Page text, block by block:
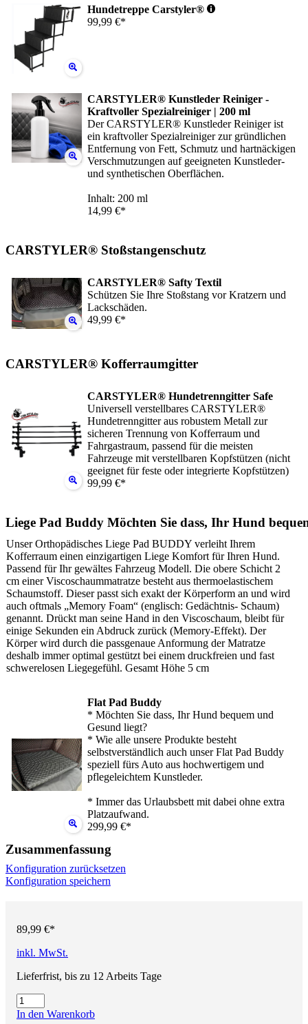
Hundetreppe Carstyler®
99,99 €*
CARSTYLER® Kunstleder Reiniger -
Kraftvoller Spezialreiniger | 200 ml
Der CARSTYLER® Kunstleder Reiniger ist
ein kraftvoller Spezialreiniger zur gründlichen
Entfernung von Fett, Schmutz und hartnäckigen
Verschmutzungen auf geeigneten Kunstleder-
und synthetischen Oberflächen.
Inhalt: 200 ml
14,99 €*
CARSTYLER® Stoßstangenschutz
CARSTYLER® Safty Textil
Schützen Sie Ihre Stoßstang vor Kratzern und
Lackschäden.
49,99 €*
CARSTYLER® Kofferraumgitter
CARSTYLER® Hundetrenngitter Safe
Universell verstellbares CARSTYLER®
Hundetrenngitter aus robustem Metall zur
sicheren Trennung von Kofferraum und
Fahrgastraum, passend für die meisten
Fahrzeuge mit verstellbaren Kopfstützen (nicht
geeignet für feste oder integrierte Kopfstützen)
99,99 €*
Liege Pad Buddy Möchten Sie dass, Ihr Hund
Unser Orthopädisches Liege Pad BUDDY verleiht Ihrem
Kofferraum einen einzigartigen Liege Komfort für Ihren Hund.
Passend für Ihr gewältes Fahrzeug Modell. Die obere Schicht 2
cm einer Viscoschaummatratze besteht aus thermoelastischem
Schaumstoff. Dieser passt sich exakt der Körperform an und wird
auch oftmals „Memory Foam“ (englisch: Gedächtnis- Schaum)
genannt. Drückt man seine Hand in den Viscoschaum, bleibt für
einige Sekunden ein Abdruck zurück (Memory-Effekt). Der
Körper wird durch die passgenaue Anformung der Matratze
deshalb immer optimal gestützt bei einem druckfreien und fast
schwerelosen Liegegefühl. Gesamt Höhe 5 cm
Flat Pad Buddy
* Möchten Sie dass, Ihr Hund bequem und
Gesund liegt?
* Wie alle unsere Produkte besteht
selbstverständlich auch unser Flat Pad Buddy
speziell fürs Auto aus hochwertigem und
pflegeleichtem Kunstleder.
* Immer das Urlaubsbett mit dabei ohne extra
Platzaufwand.
299,99 €*
Zusammenfassung
Konfiguration zurücksetzen
Konfiguration speichern
89,99 €*
inkl. MwSt.
Lieferfrist, bis zu 12 Arbeits Tage
In den Warenkorb